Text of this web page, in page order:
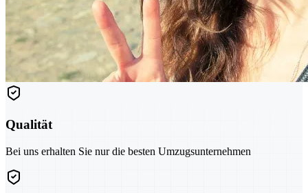
Qualität
Bei uns erhalten Sie nur die besten Umzugsunternehmen